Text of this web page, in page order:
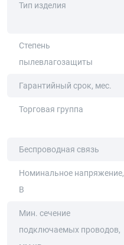
Тип изделия
Степень
пылевлагозащиты
Гарантийный срок, мес.
Торговая группа
Беспроводная связь
Номинальное напряжение,
В
Мин. сечение
подключаемых проводов,